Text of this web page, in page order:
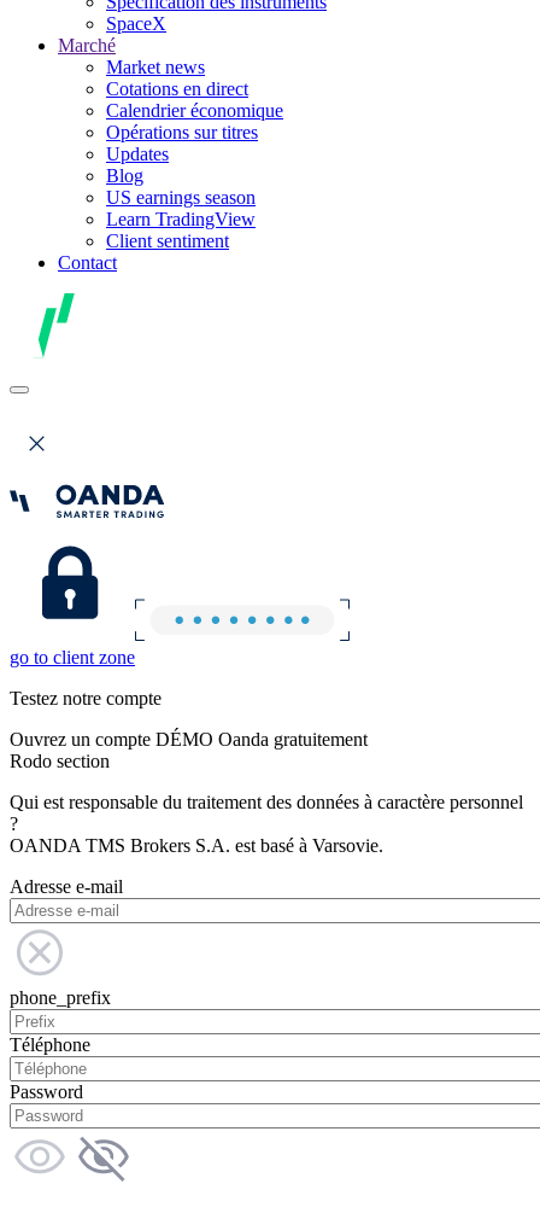
SpaceX
Marché
Market news
Cotations en direct
Calendrier économique
Opérations sur titres
Updates
Blog
US earnings season
Learn TradingView
Client sentiment
Contact
go to client zone
Testez notre compte
Ouvrez un compte DÉMO Oanda gratuitement
Rodo section
Qui est responsable du traitement des données à caractère personnel
?
OANDA TMS Brokers S.A. est basé à Varsovie.
Adresse e-mail
phone_prefix
Téléphone
Password